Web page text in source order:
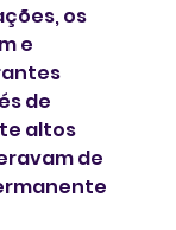
os
e
de
altos
de